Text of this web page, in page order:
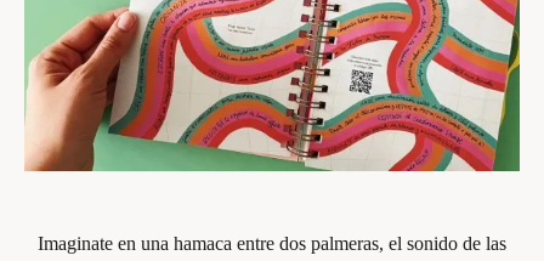
Imaginate en una hamaca entre dos palmeras, el sonido de las